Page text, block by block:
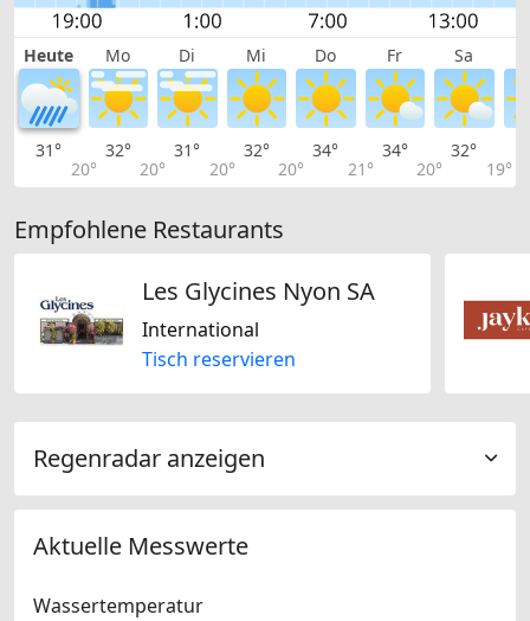
Heute Mo Di Mi Do Fr Sa
31°
20°
32°
20°
31°
20°
32°
20°
34°
21°
34°
20°
32°
19°
Empfohlene Restaurants
Les Glycines Nyon SA
International
Tisch reservieren
Regenradar anzeigen
Aktuelle Messwerte
Wassertemperatur